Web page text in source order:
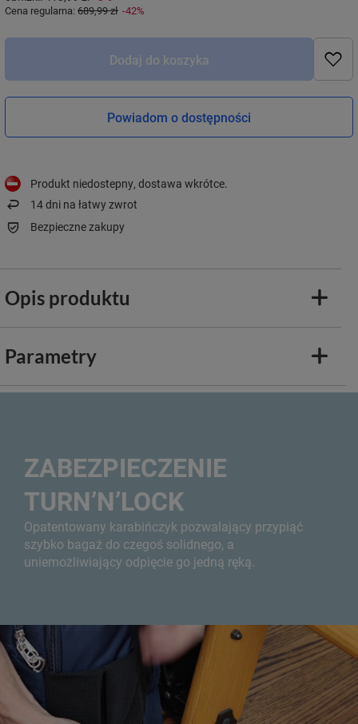
Cena regularna: 689,99 zł -42%
Dodaj do koszyka
Powiadom o dostępności
Produkt niedostepny, dostawa wkrótce
14dni na łatwy zwrot
Bezpieczne zakupy
Opis produktu
Parametry
ZABEZPIECZENIE
TURN’N’LOCK
Opatentowany karabińczyk pozwalający przypiąć
szybko bagaż do czegoś solidnego, a
uniemożliwiający odpięcie go jedną ręką.